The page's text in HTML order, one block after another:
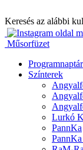
a
tartalomhoz
Keresés az alábbi
Műsorfüzet
Programnaptár
Színterek
Lurkó
PannKa